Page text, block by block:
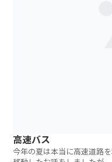
高速バス
今年の夏は本当に高速道路